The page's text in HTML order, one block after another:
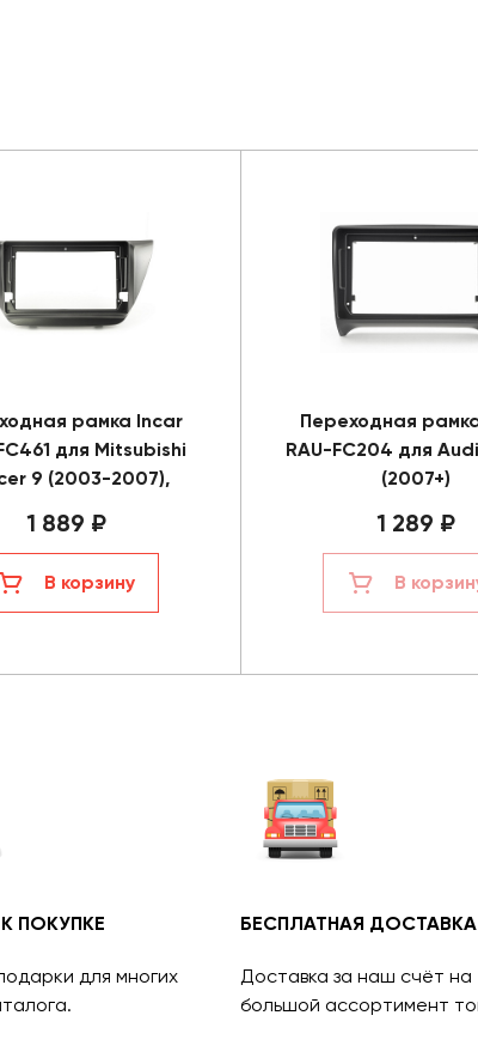
рамка Incar
для Mitsubishi
9 (2003-2007),
1 889 ₽
В корзину
Переходная
RAU-FC204 для
(2007+)
1 289 ₽
В
ПОКУПКЕ
для многих
БЕСПЛАТНАЯ ДОСТАВКА
Доставка за наш счёт на
большой ассортимент